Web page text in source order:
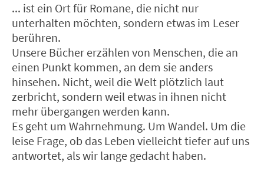
... ist ein Ort für Romane, die nicht nur
unterhalten möchten, sondern etwas im Leser
berühren.
Unsere Bücher erzählen von Menschen, die an
einen Punkt kommen, an dem sie anders
hinsehen. Nicht, weil die Welt plötzlich laut
zerbricht, sondern weil etwas in ihnen nicht
mehr übergangen werden kann.
Es geht um Wahrnehmung. Um Wandel. Um die
leise Frage, ob das Leben vielleicht tiefer auf uns
antwortet, als wir lange gedacht haben.